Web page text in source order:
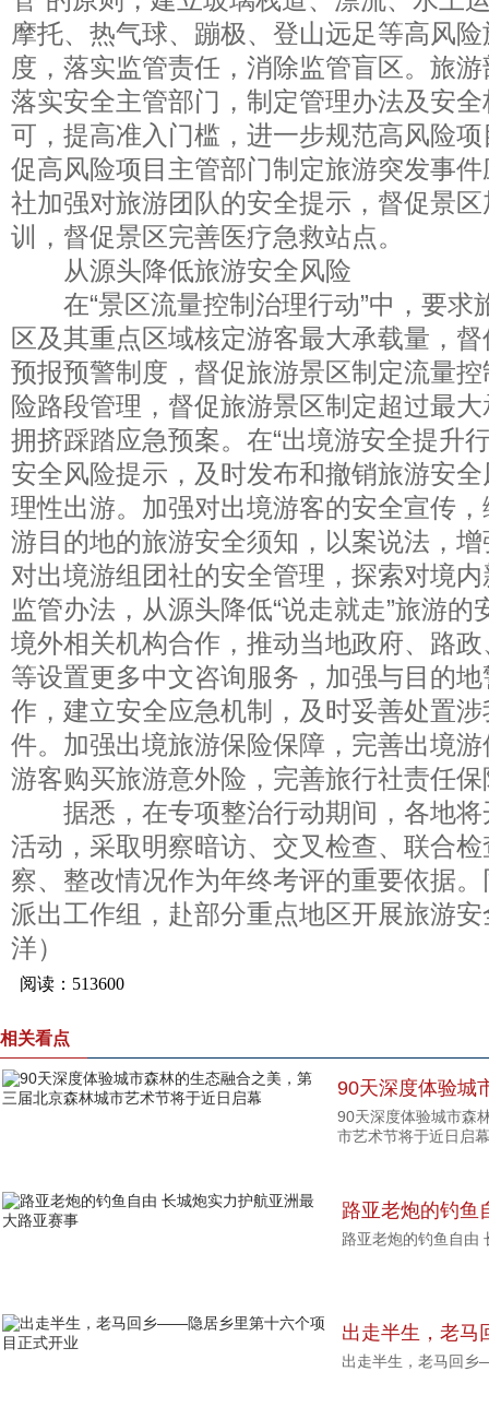
摩托、热气球、蹦极、登山远足等高风
度，落实监管责任，消除监管盲区。旅
落实安全主管部门，制定管理办法及安
可，提高准入门槛，进一步规范高风险
促高风险项目主管部门制定旅游突发事
社加强对旅游团队的安全提示，督促景
训，督促景区完善医疗急救站点。
从源头降低旅游安全风险
在“景区流量控制治理行动”中，要求
区及其重点区域核定游客最大承载量，
预报预警制度，督促旅游景区制定流量
险路段管理，督促旅游景区制定超过最
拥挤踩踏应急预案。在“出境游安全提升
安全风险提示，及时发布和撤销旅游安
理性出游。加强对出境游客的安全宣传
游目的地的旅游安全须知，以案说法，
对出境游组团社的安全管理，探索对境
监管办法，从源头降低“说走就走”旅游
境外相关机构合作，推动当地政府、路
等设置更多中文咨询服务，加强与目的
作，建立安全应急机制，及时妥善处置
件。加强出境旅游保险保障，完善出境
游客购买旅游意外险，完善旅行社责任保
据悉，在专项整治行动期间，各地将
活动，采取明察暗访、交叉检查、联合
察、整改情况作为年终考评的重要依据
派出工作组，赴部分重点地区开展旅游
洋）
相关看点
90天深度体验城
届北京森林城市
90天深度体验城市森
市艺术节将于近日启幕
路亚老炮的钓鱼
路亚赛事
路亚老炮的钓鱼自由
出走半生，老
目正式开业
出走半生，老马回